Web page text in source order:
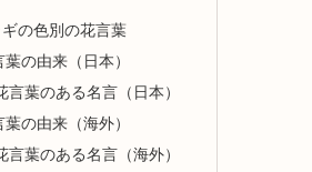
ギの色別の花言葉
葉の由来（日本）
言葉のある名言（日本）
葉の由来（海外）
言葉のある名言（海外）